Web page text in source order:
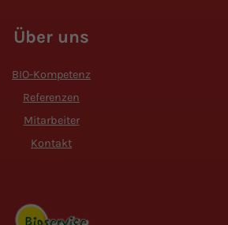
Über uns
BIO-Kompetenz
Referenzen
Mitarbeiter
Kontakt